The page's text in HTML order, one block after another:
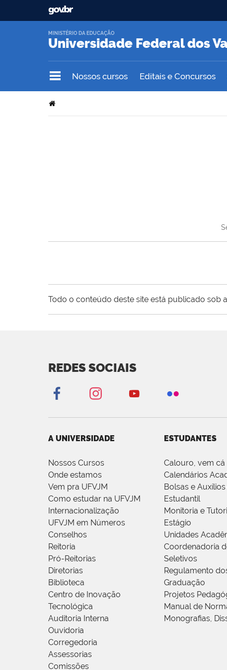
Universidade Federal dos
MINISTÉRIO DA EDUCAÇÃO
Nossos cursos Editais e Concursos
Todo o conteúdo deste site está publicado sob
REDES SOCIAIS
A UNIVERSIDADE
Nossos Cursos
Onde estamos
Vem pra UFVJM
Como estudar na UFVJM
Internacionalização
UFVJM em Números
Conselhos
Reitoria
Pró-Reitorias
Diretorias
Biblioteca
Centro de Inovação
Tecnológica
Auditoria Interna
Ouvidoria
Corregedoria
Assessorias
Comissões
ESTUDANTES
Calouro, vem cá
Calendários
Bolsas e
Estudantil
Monitoria e
Estágio
Unidades
Coordenadoria
Seletivos
Regulamento
Graduação
Projetos
Manual de
Monografias,